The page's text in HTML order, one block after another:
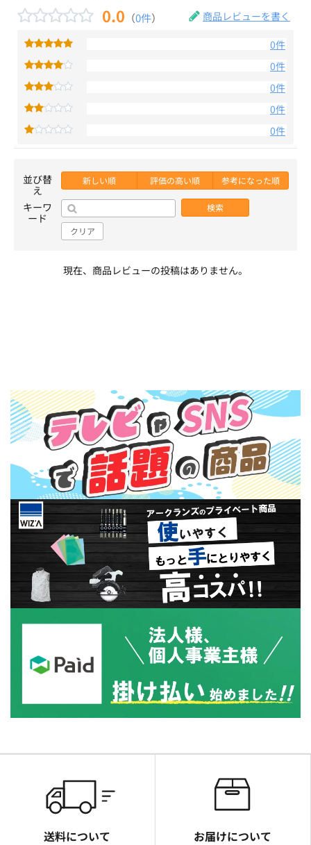
0.0 （0件） 商品レビューを書く
0件
0件
0件
0件
0件
並び替
え
新しい順 評価の高い順 参考になった順
キーワ
ード
検索
クリア
現在、商品レビューの投稿はありません。
送料について お届けについて